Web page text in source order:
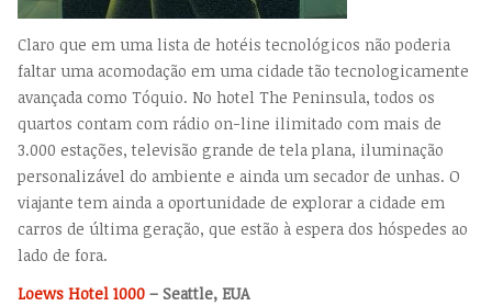
Claro que em uma lista de hotéis tecnológicos não poderia
faltar uma acomodação em uma cidade tão tecnologicamente
avançada como Tóquio. No hotel The Peninsula, todos os
quartos contam com rádio on-line ilimitado com mais de
3.000 estações, televisão grande de tela plana, iluminação
personalizável do ambiente e ainda um secador de unhas. O
viajante tem ainda a oportunidade de explorar a cidade em
carros de última geração, que estão à espera dos hóspedes ao
lado de fora.
Loews Hotel 1000 – Seattle, EUA